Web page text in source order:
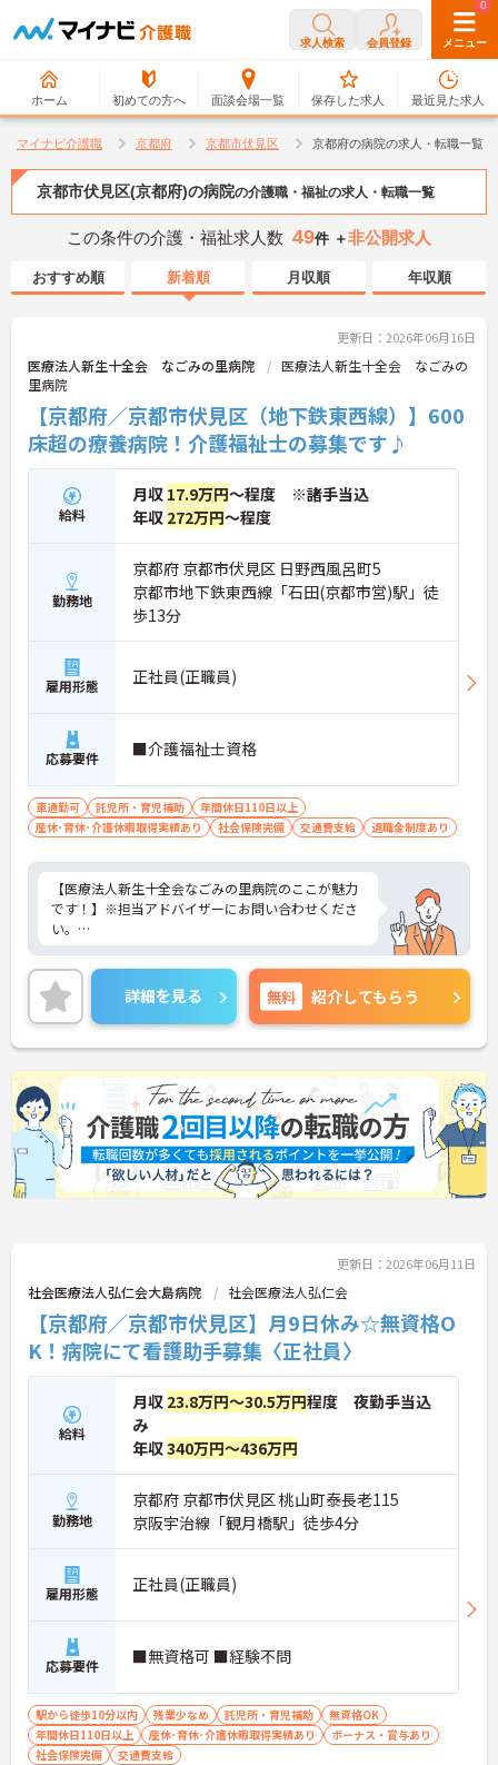
求人検索 会員登録 メニュー
ホーム 初めての方へ 面談会場一覧
0
保存した求人
0
最近見た求人
マイナビ介護職 京都府 京都市伏見区 京都府の病院の求人・転職一覧
京都市伏見区(京都府)の病院の介護職・福祉の求人・転職一覧
この条件の介護・福祉求人数 49件 ＋非公開求人
おすすめ順 新着順 月収順 年収順
更新日：2026年06月16日
医療法人新生十全会 なごみの里病院
医療法人新生十全会 なごみの
里病院
【京都府／京都市伏見区（地下鉄東西線）】600
床超の療養病院！介護福祉士の募集です♪
給料
月収 17.9万円～程度 ※諸手当込
年収 272万円～程度
勤務地
京都府 京都市伏見区 日野西風呂町5
京都市地下鉄東西線「石田(京都市営)駅」徒
歩13分
雇用形態 正社員(正職員)
応募要件 ■介護福祉士資格
車通勤可 託児所・育児補助
年間休日110日以上
産休･育休･介護休暇取得実績あり
社会保険完備 交通費支給 退職金制度あり
【医療法人新生十全会なごみの里病院のここが魅力
です！】※担当アドバイザーにお問い合わせくださ
い。
☆なごみの里病院はマイカー通勤もでき、地下鉄東
西線「石田」駅から徒歩圏内と通勤が便利です。
☆病院敷地内・隣接地に託児所を併設。家事はもち
ろん、育児との両立もできるよう、働きやすい環境
づくりをめざして、様々な配慮がなされています♪
詳細を見る 無料 紹介してもらう
更新日：2026年06月11日
社会医療法人弘仁会大島病院 社会医療法人弘仁会
【京都府／京都市伏見区】月9日休み☆無資格O
K！病院にて看護助手募集〈正社員〉
給料
月収 23.8万円～30.5万円程度 夜勤手当込
み
年収340万円～436万円
勤務地
京都府 京都市伏見区 桃山町泰長老115
京阪宇治線「観月橋駅」徒歩4分
雇用形態 正社員(正職員)
応募要件 ■無資格可 ■経験不問
駅から徒歩10分以内 残業少なめ 託児所・育児補助
無資格OK
年間休日110日以上
産休･育休･介護休暇取得実績あり
ボーナス・賞与あり
社会保険完備
交通費支給